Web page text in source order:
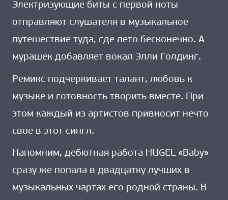
Электризующие биты с первой ноты
отправляют слушателя в музыкальное
путешествие туда, где лето бесконечно. А
мурашек добавляет вокал Элли Голдинг.
Ремикс подчеркивает талант, любовь к
музыке и готовность творить вместе. При
этом каждый из артистов привносит нечто
своё в этот сингл.
Напомним, дебютная работа HUGEL «Baby»
сразу же попала в двадцатку лучших в
музыкальных чартах его родной страны. В